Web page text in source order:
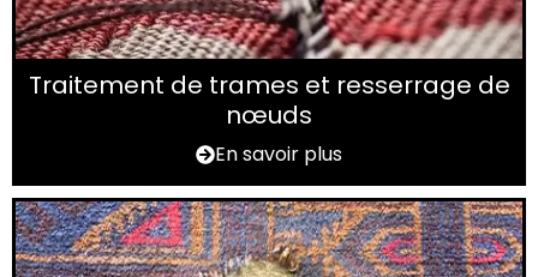
Traitement de trames et resserrage de
nœuds
En savoir plus